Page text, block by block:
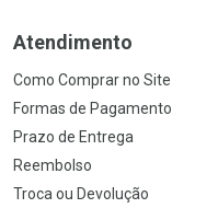
Atendimento
Como Comprar no Site
Formas de Pagamento
Prazo de Entrega
Reembolso
Troca ou Devolução